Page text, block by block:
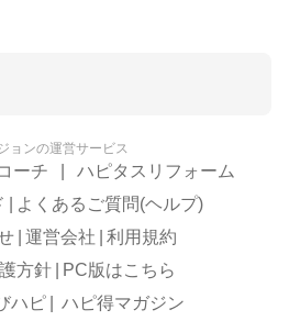
ョンの運営サービス
ーチ
ハピタスリフォーム
よくあるご質問(ヘルプ)
運営会社
利用規約
方針
PC版はこちら
ハピ
ハピ得マガジン